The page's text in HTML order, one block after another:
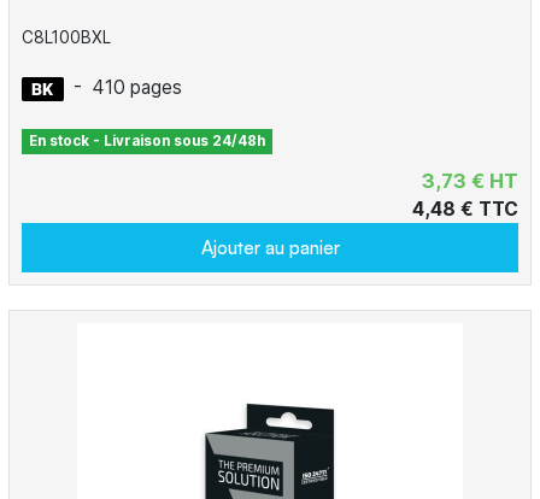
C8L100BXL
- 410 pages
En stock - Livraison sous 24/48h
3,73 € HT
4,48 € TTC
Ajouter au panier